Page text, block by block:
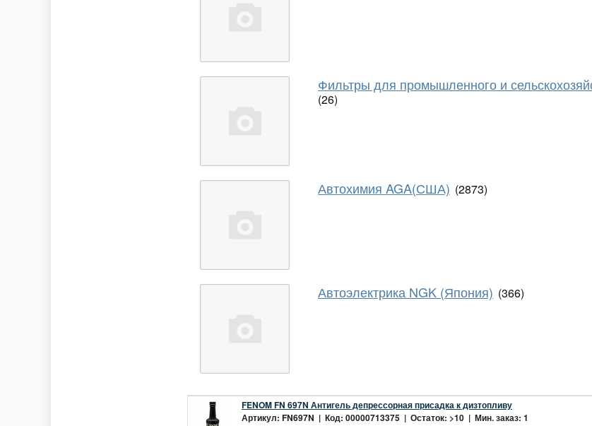
Фильтры для промышленного и
(26)
Автохимия AGA(США) (2873)
Автоэлектрика NGK (Япония) (366)
FENOM FN 697N Антигель депрессорная присадка к дизтопливу
Артикул: FN697N | Код: 00000713375 | Остаток: >10 | Мин. заказ: 1